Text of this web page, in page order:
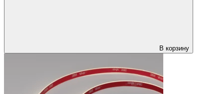
В корзину